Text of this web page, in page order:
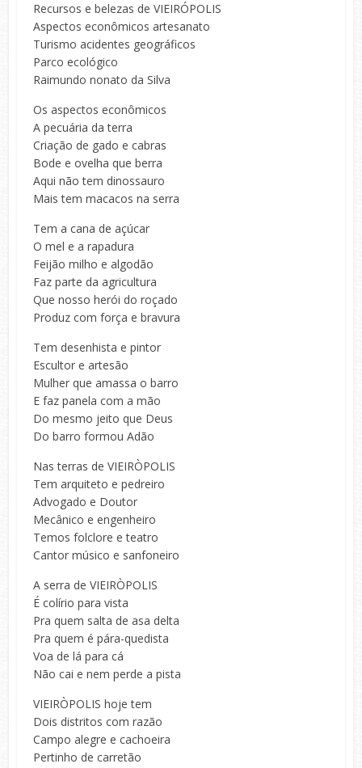
Recursos e belezas de VIEIRÓPOLIS
Aspectos econômicos artesanato
Turismo acidentes geográficos
Parco ecológico
Raimundo nonato da Silva
Os aspectos econômicos
A pecuária da terra
Criação de gado e cabras
Bode e ovelha que berra
Aqui não tem dinossauro
Mais tem macacos na serra
Tem a cana de açúcar
O mel e a rapadura
Feijão milho e algodão
Faz parte da agricultura
Que nosso herói do roçado
Produz com força e bravura
Tem desenhista e pintor
Escultor e artesão
Mulher que amassa o barro
E faz panela com a mão
Do mesmo jeito que Deus
Do barro formou Adão
Nas terras de VIEIRÒPOLIS
Tem arquiteto e pedreiro
Advogado e Doutor
Mecânico e engenheiro
Temos folclore e teatro
Cantor músico e sanfoneiro
A serra de VIEIRÒPOLIS
É colírio para vista
Pra quem salta de asa delta
Pra quem é pára-quedista
Voa de lá para cá
Não cai e nem perde a pista
VIEIRÒPOLIS hoje tem
Dois distritos com razão
Campo alegre e cachoeira
Pertinho de carretão